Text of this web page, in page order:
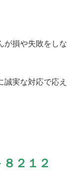
が損や失敗をしな
実な対応で応え
２１２